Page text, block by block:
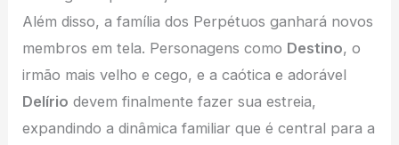
Além disso, a família dos Perpétuos ganhará novos
membros em tela. Personagens como Destino, o
irmão mais velho e cego, e a caótica e adorável
Delírio devem finalmente fazer sua estreia,
expandindo a dinâmica familiar que é central para a